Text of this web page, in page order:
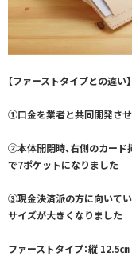
【ファーストタイプとの違い】
①口金を業者と共同開発させ
②本体開閉時、右側のカード
で7ポケットになりました
③現金決済派の方に向いてい
サイズが大きくなりました
ファーストタイプ：縦 12.5